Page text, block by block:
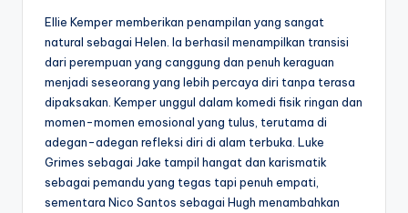
Ellie Kemper memberikan penampilan yang sangat
natural sebagai Helen. Ia berhasil menampilkan transisi
dari perempuan yang canggung dan penuh keraguan
menjadi seseorang yang lebih percaya diri tanpa terasa
dipaksakan. Kemper unggul dalam komedi fisik ringan dan
momen-momen emosional yang tulus, terutama di
adegan-adegan refleksi diri di alam terbuka. Luke
Grimes sebagai Jake tampil hangat dan karismatik
sebagai pemandu yang tegas tapi penuh empati,
sementara Nico Santos sebagai Hugh menambahkan